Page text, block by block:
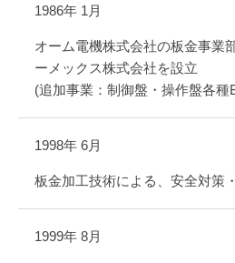
1986年 1月
オーム電機株式会社の板金事業
ーメックス株式会社を設立
(追加事業：制御盤・操作盤各種
1998年 6月
板金加工技術による、安全対策
1999年 8月